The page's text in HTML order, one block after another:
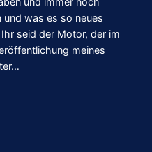
und was es so neues
seid der Motor, der im
meines